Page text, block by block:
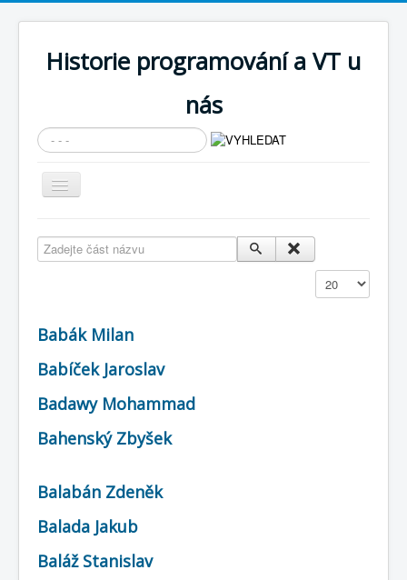
Historie programování a VT u
nás
Vyhledávání...
Přepnout
navigaci
Cíle expozice
Historické počítače
COBOL
O nás
Úvod Mapa stránek
Zadejte část názvu
Zobrazit
Babák Milan
Babíček Jaroslav
Badawy Mohammad
Bahenský Zbyšek
Balabán Zdeněk
Balada Jakub
Baláž Stanislav